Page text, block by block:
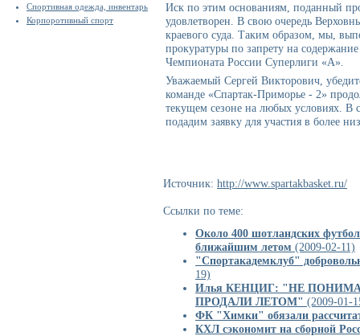
Спортивная одежда, инвентарь
Корпоротивный спорт
Иск по этим основаниям, поданный
удовлетворен. В свою очередь
краевого суда. Таким образом, мы,
прокуратуры по запрету на
Чемпионата России Суперлиги «А».
Уважаемый Сергей Викторович,
команде «Спартак-Приморье - 2»
текущем сезоне на любых условиях. В
подадим заявку для участия в более
Источник: http://www.spartakbasket.ru/
Ссылки по теме:
Около 400 шотландских
ближайшим летом (2009-02-11)
"Спортакадемклуб"
19)
Илья КЕНЦИГ: "НЕ
ПРОДАЛИ ЛЕТОМ" (2009-01-
ФК "Химки" обязали
КХЛ сэкономит на сборной